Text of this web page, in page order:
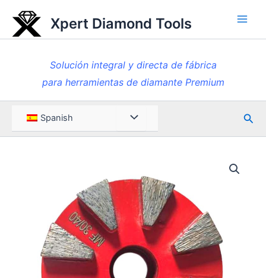
contenido
Xpert Diamond Tools
Solución integral y directa de fábrica
para herramientas de diamante Premium
Spanish Menú